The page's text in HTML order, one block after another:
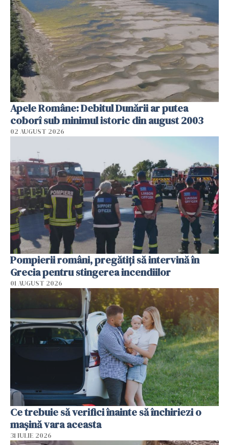
Apele Române: Debitul Dunării ar putea
coborî sub minimul istoric din august 2003
02 AUGUST 2026
Pompierii români, pregătiţi să intervină în
Grecia pentru stingerea incendiilor
01 AUGUST 2026
Ce trebuie să verifici înainte să închiriezi o
mașină vara aceasta
31 IULIE 2026